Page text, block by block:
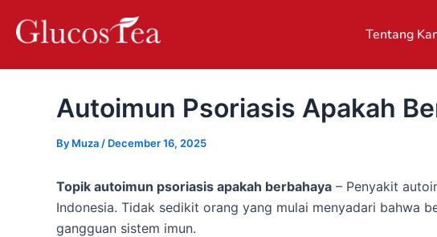
Tentang
Autoimun Psoriasis Apakah
By Muza / December 16, 2025
Topik autoimun psoriasis apakah berbahaya – Penyakit
Indonesia. Tidak sedikit orang yang mulai menyadari bahwa
gangguan sistem imun.
navigation